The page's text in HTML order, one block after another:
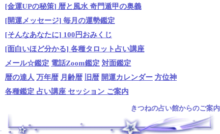
[金運UPの秘策] 暦と風水 奇門遁甲の奥義
[開運メッセージ] 毎月の運勢鑑定
[そんなあなたに] 100円おみくじ
[面白いほど分かる] 各種タロット占い講座
メール☆鑑定 電話Zoom鑑定 対面鑑定
暦の達人 万年暦 月齢暦 旧暦 開運カレンダー 方位神
各種鑑定 占い講座 セッション ご案内
きつねの占い館からのご案内